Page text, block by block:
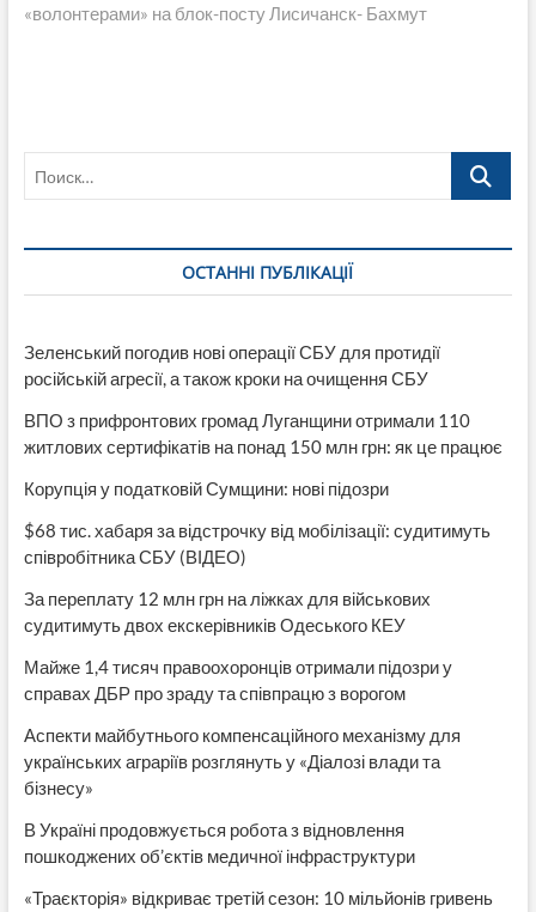
«волонтерами» на блок-посту Лисичанск- Бахмут
Поиск…
ОСТАННІ ПУБЛІКАЦІЇ
Зеленський погодив нові операції СБУ для протидії
російській агресії, а також кроки на очищення СБУ
ВПО з прифронтових громад Луганщини отримали 110
житлових сертифікатів на понад 150 млн грн: як це працює
Корупція у податковій Сумщини: нові підозри
$68 тис. хабаря за відстрочку від мобілізації: судитимуть
співробітника СБУ (ВІДЕО)
За переплату 12 млн грн на ліжках для військових
судитимуть двох екскерівників Одеського КЕУ
Майже 1,4 тисяч правоохоронців отримали підозри у
справах ДБР про зраду та співпрацю з ворогом
Аспекти майбутнього компенсаційного механізму для
українських аграріїв розглянуть у «Діалозі влади та
бізнесу»
В Україні продовжується робота з відновлення
пошкоджених об’єктів медичної інфраструктури
«Траєкторія» відкриває третій сезон: 10 мільйонів гривень